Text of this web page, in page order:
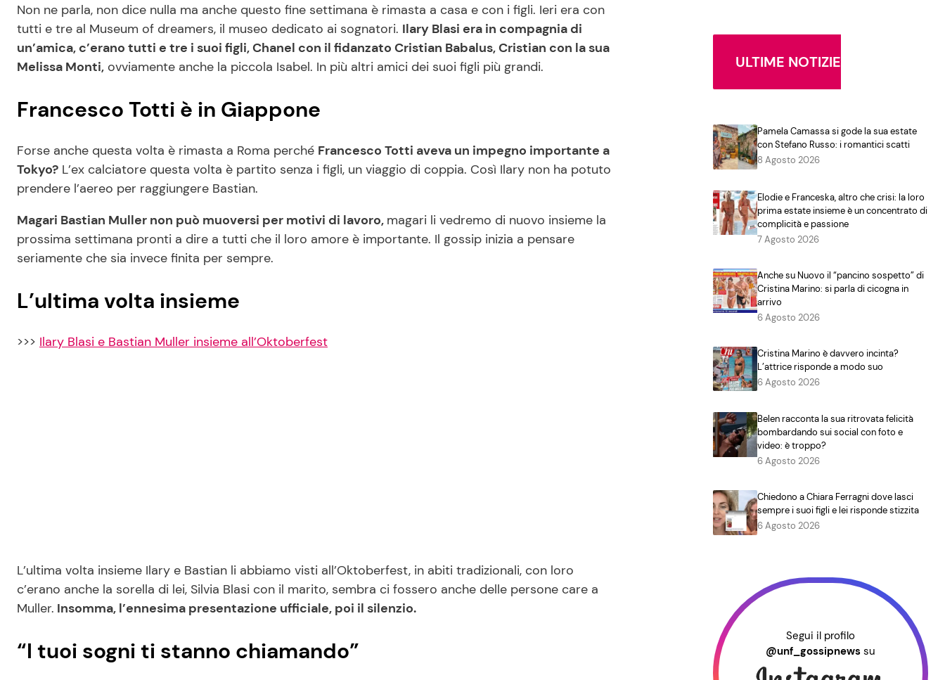
Non ne parla, non dice nulla ma anche questo fine settimana è rimasta a casa e con i figli. Ieri era con
tutti e tre al Museum of dreamers, il museo dedicato ai sognatori. Ilary Blasi era in compagnia di
un’amica, c’erano tutti e tre i suoi figli, Chanel con il fidanzato Cristian Babalus, Cristian con la sua
Melissa Monti, ovviamente anche la piccola Isabel. In più altri amici dei suoi figli più grandi.
Francesco Totti è in Giappone
Forse anche questa volta è rimasta a Roma perché Francesco Totti aveva un impegno importante a
Tokyo? L’ex calciatore questa volta è partito senza i figli, un viaggio di coppia. Così Ilary non ha potuto
prendere l’aereo per raggiungere Bastian.
Magari Bastian Muller non può muoversi per motivi di lavoro, magari li vedremo di nuovo insieme la
prossima settimana pronti a dire a tutti che il loro amore è importante. Il gossip inizia a pensare
seriamente che sia invece finita per sempre.
L’ultima volta insieme
>>> Ilary Blasi e Bastian Muller insieme all’Oktoberfest
L’ultima volta insieme Ilary e Bastian li abbiamo visti all’Oktoberfest, in abiti tradizionali, con loro
c’erano anche la sorella di lei, Silvia Blasi con il marito, sembra ci fossero anche delle persone care a
Muller. Insomma, l’ennesima presentazione ufficiale, poi il silenzio.
“I tuoi sogni ti stanno chiamando”
ULTIME NOTIZIE
Pamela Camassa si gode la sua estate
con Stefano Russo: i romantici scatti
8 Agosto 2026
Elodie e Franceska, altro che crisi: la loro
prima estate insieme è un concentrato di
complicità e passione
7 Agosto 2026
Anche su Nuovo il “pancino sospetto” di
Cristina Marino: si parla di cicogna in
arrivo
6 Agosto 2026
Cristina Marino è davvero incinta?
L’attrice risponde a modo suo
6 Agosto 2026
Belen racconta la sua ritrovata felicità
bombardando sui social con foto e
video: è troppo?
6 Agosto 2026
Chiedono a Chiara Ferragni dove lasci
sempre i suoi figli e lei risponde stizzita
6 Agosto 2026
Segui il profilo
@unf_gossipnews su